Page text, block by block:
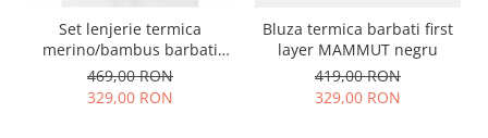
Set lenjerie termica
merino/bambus barbati
VIKING Mounti gri
469,00 RON
329,00 RON
Bluza termica barbati first
layer MAMMUT negru
419,00 RON
329,00 RON